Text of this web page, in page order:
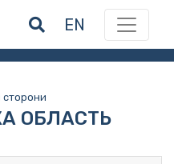
EN
сторони
ОБЛАСТЬ